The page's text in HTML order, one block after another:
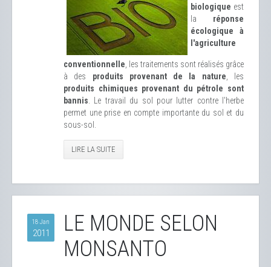
biologique est
la réponse
écologique à
l'agriculture
conventionnelle , les traitements sont réalisés grâce
à des produits provenant de la nature , les
produits chimiques provenant du pétrole sont
bannis . Le travail du sol pour lutter contre l'herbe
permet une prise en compte importante du sol et du
sous-sol.
LIRE LA SUITE
18 Jan
2011
LE MONDE SELON
MONSANTO